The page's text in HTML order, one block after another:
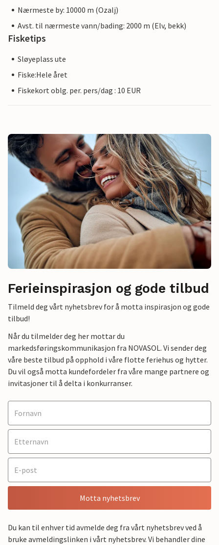
Nærmeste by: 10000 m (Ozalj)
Avst. til nærmeste vann/bading: 2000 m (Elv, bekk)
Fisketips
Sløyeplass ute
Fiske:Hele året
Fiskekort oblg. per. pers/dag : 10 EUR
Ferieinspirasjon og gode tilbud
Tilmeld deg vårt nyhetsbrev for å motta inspirasjon og gode
tilbud!
Når du tilmelder deg her mottar du
markedsføringskommunikasjon fra NOVASOL. Vi sender deg
våre beste tilbud på opphold i våre flotte feriehus og hytter.
Du vil også motta kundefordeler fra våre mange partnere og
invitasjoner til å delta i konkurranser.
Motta nyhetsbrev
Du kan til enhver tid avmelde deg fra vårt nyhetsbrev ved å
bruke avmeldingslinken i vårt nyhetsbrev. Vi behandler dine